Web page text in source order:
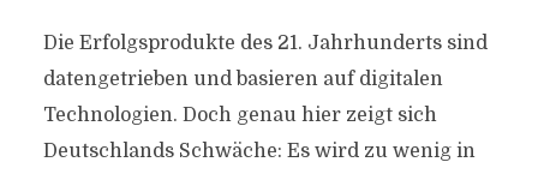
Die Erfolgsprodukte des 21. Jahrhunderts sind
datengetrieben und basieren auf digitalen
Technologien. Doch genau hier zeigt sich
Deutschlands Schwäche: Es wird zu wenig in